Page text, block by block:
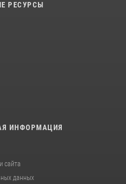
РЕСУРСЫ
ИНФОРМАЦИЯ
сайта
данных